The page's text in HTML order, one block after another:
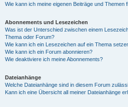
Wie kann ich meine eigenen Beiträge und Themen
Abonnements und Lesezeichen
Was ist der Unterschied zwischen einem
Thema oder Forum?
Wie kann ich ein Lesezeichen auf ein Thema
Wie kann ich ein Forum abonnieren?
Wie deaktiviere ich meine Abonnements?
Dateianhänge
Welche Dateianhänge sind in diesem Forum
Kann ich eine Übersicht all meiner Dateianhänge